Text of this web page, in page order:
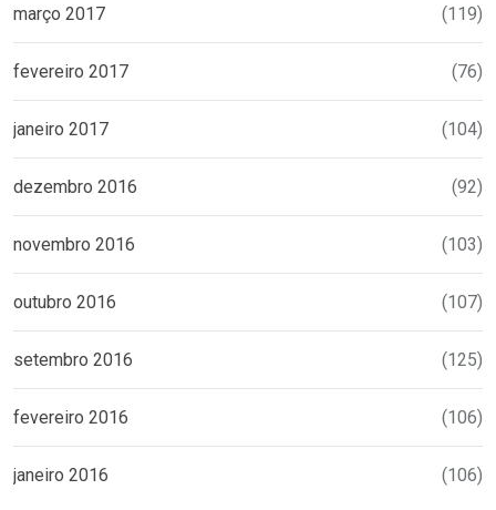
março 2017 (119)
fevereiro 2017 (76)
janeiro 2017 (104)
dezembro 2016 (92)
novembro 2016 (103)
outubro 2016 (107)
setembro 2016 (125)
fevereiro 2016 (106)
janeiro 2016 (106)